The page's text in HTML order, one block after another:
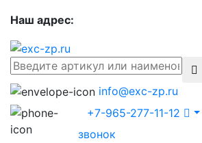
Наш адрес:
info@exc-zp.ru
+7-965-277-11-12
звонок